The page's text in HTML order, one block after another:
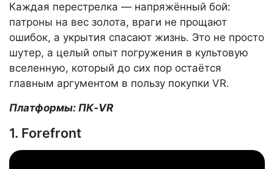
Каждая перестрелка — напряжённый бой:
патроны на вес золота, враги не прощают
ошибок, а укрытия спасают жизнь. Это не просто
шутер, а целый опыт погружения в культовую
вселенную, который до сих пор остаётся
главным аргументом в пользу покупки VR.
Платформы: ПК‑VR
1. Forefront